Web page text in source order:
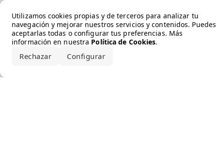
Utilizamos cookies propias y de terceros para analizar tu
navegación y mejorar nuestros servicios y contenidos. Puedes
aceptarlas todas o configurar tus preferencias. Más
información en nuestra Política de Cookies.
Rechazar Configurar
Error loading the brand